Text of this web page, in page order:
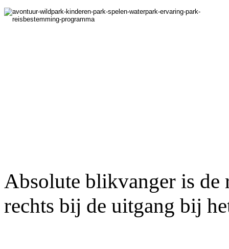
Absolute blikvanger is de
rechts bij de uitgang bij